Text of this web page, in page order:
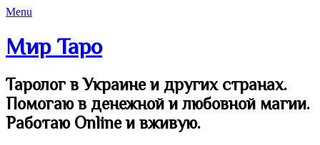
Menu
Мир Таро
Таролог в Украине и других странах.
Помогаю в денежной и любовной магии.
Работаю Online и вживую.